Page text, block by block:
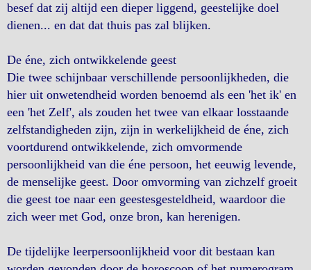
besef dat zij altijd een dieper liggend, geestelijke doel
dienen... en dat dat thuis pas zal blijken.
De éne, zich ontwikkelende geest
Die twee schijnbaar verschillende persoonlijkheden, die
hier uit onwetendheid worden benoemd als een 'het ik' en
een 'het Zelf', als zouden het twee van elkaar losstaande
zelfstandigheden zijn, zijn in werkelijkheid de éne, zich
voortdurend ontwikkelende, zich omvormende
persoonlijkheid van die éne persoon, het eeuwig levende,
de menselijke geest. Door omvorming van zichzelf groeit
die geest toe naar een geestesgesteldheid, waardoor die
zich weer met God, onze bron, kan herenigen.
De tijdelijke leerpersoonlijkheid voor dit bestaan kan